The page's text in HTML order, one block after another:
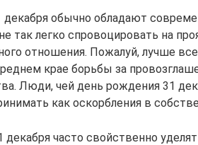
обычно обладают
так легко спровоцировать на
отношения. Пожалуй, лучше
крае борьбы за
Люди, чей день рождения 31
как оскорбления в
часто свойственно